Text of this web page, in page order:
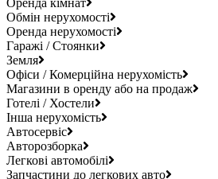
Обмін нерухомості
Оренда нерухомості
Гаражі / Стоянки
Земля
Офіси / Комерційна нерухомість
Магазини в оренду або на продаж
Готелі / Хостели
Інша нерухомість
Автосервіс
Авторозборка
Легкові автомобілі
Запчастини до легкових авто